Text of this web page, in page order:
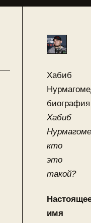
Хабиб
биография
Хабиб
кто
это
такой?
имя